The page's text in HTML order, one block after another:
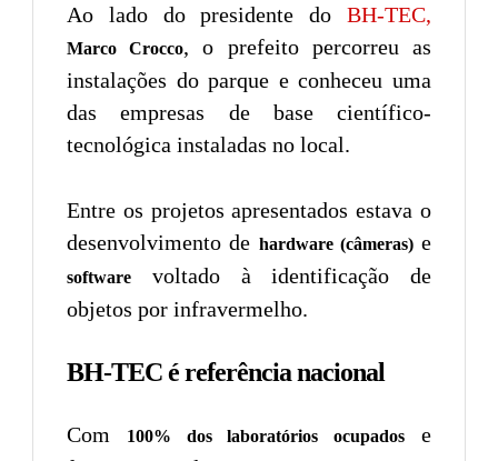
Ao lado do presidente do BH-TEC,
Marco Crocco, o prefeito percorreu as
instalações do parque e conheceu uma
das empresas de base científico-
tecnológica instaladas no local.
Entre os projetos apresentados estava o
desenvolvimento de hardware (câmeras)e
software
voltado à identificação de
objetos por infravermelho.
BH-TEC é referência nacional
Com 100% dos laboratórios ocupados
e